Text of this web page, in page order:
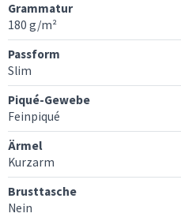
Grammatur
180 g/m²
Passform
Slim
Piqué-Gewebe
Feinpiqué
Ärmel
Kurzarm
Brusttasche
Nein